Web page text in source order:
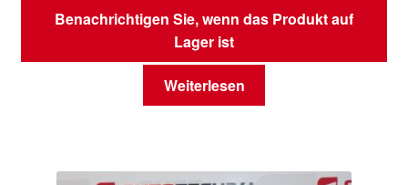
Benachrichtigen Sie, wenn das Produkt auf
Lager ist
Weiterlesen